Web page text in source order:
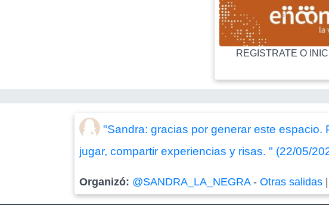
REGISTRATE O
"Sandra: gracias por generar este
jugar, compartir experiencias y risas. " (22/05/
Organizó: @SANDRA_LA_NEGRA-Otras salidas